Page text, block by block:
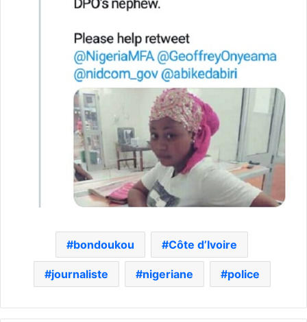
bondoukou Côte d’Ivoire
journaliste nigeriane police